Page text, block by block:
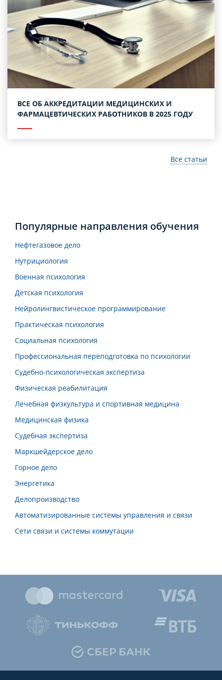
ВСЕ ОБ АККРЕДИТАЦИИ МЕДИЦИНСКИХ И
ФАРМАЦЕВТИЧЕСКИХ РАБОТНИКОВ В 2025 ГОДУ
Все статьи
Популярные направления обучения
Нефтегазовое дело
Нутрициология
Военная психология
Детская психология
Нейролингвистическое программирование
Практическая психология
Социальная психология
Профессиональная переподготовка по психологии
Судебно-психологическая экспертиза
Физическая реабилитация
Лечебная физкультура и спортивная медицина
Медицинская физика
Судебная экспертиза
Маркшейдерское дело
Горное дело
Энергетика
Делопроизводство
Автоматизированные системы управления и связи
Сети связи и системы коммутации